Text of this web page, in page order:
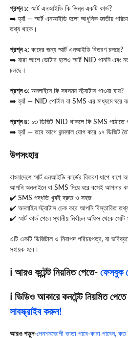
প্রশ্ন ১: স্মার্ট এনআইডি কি ভিন্ন একটি কার্ড?
➡️ হ্যাঁ — স্মার্ট এনআইডি হলো আধুনিক জাতীয়
তথ্য থাকে।
প্রশ্ন ২: কাদের জন্য স্মার্ট এনআইডি বিতরণ চলছে?
➡️ যারা আগে ভোটার হলেও স্মার্ট NID পাননি এবং
চলছে।
প্রশ্ন ৩: অনলাইনে কি সবসময় স্ট্যাটাস পাওয়া যায়?
➡️ হ্যাঁ — NID পোর্টাল বা SMS এর মাধ্যমে ঘরে
প্রশ্ন ৪: ১৩ ডিজিট NID থাকলে কি SMS পাঠাতে
➡️ হ্যাঁ — তবে আগে জন্মসাল যোগ করে ১৭ ডিজিট
উপসংহার
বাংলাদেশে স্মার্ট এনআইডি কার্ডের বিতরণ ধাপে
আপনি অনলাইনে বা SMS দিয়ে ঘরে বসেই আপনার
✔️ SMS পদ্ধতি খুবই দ্রুত ও সহজ
✔️ অনলাইন স্ট্যাটাস চেক করে আপনি বিস্তারিত
✔️ স্মার্ট কার্ড পেলে স্থানীয় নির্বাচন অফিস থেকে
এটি একটি ডিজিটাল ও নিরাপদ পরিচয়পত্র, যা
সহায়ক হবে।
ℹ️ আরও কন্টেন্ট নিয়মিত পেতে- ফেসবুক
ℹ️ ভিডিও আকারে কনটেন্ট নিয়মিত
সাবস্ক্রাইব করুন!
আরও পড়ুন-পেনশনভোগী ভাতা পাবে-কারা পাবেন,